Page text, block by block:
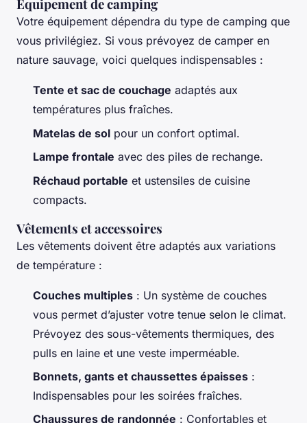
Équipement de camping
Votre équipement dépendra du type de camping que
vous privilégiez. Si vous prévoyez de camper en
nature sauvage, voici quelques indispensables :
Tente et sac de couchage adaptés aux
températures plus fraîches.
Matelas de sol pour un confort optimal.
Lampe frontale avec des piles de rechange.
Réchaud portable et ustensiles de cuisine
compacts.
Vêtements et accessoires
Les vêtements doivent être adaptés aux variations
de température :
Couches multiples : Un système de couches
vous permet d’ajuster votre tenue selon le climat.
Prévoyez des sous-vêtements thermiques, des
pulls en laine et une veste imperméable.
Bonnets, gants et chaussettes épaisses :
Indispensables pour les soirées fraîches.
Chaussures de randonnée : Confortables et